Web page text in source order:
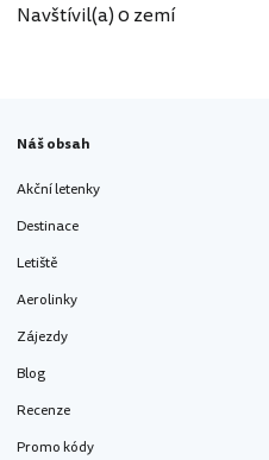
Navštívil(a) 0 zemí
Náš obsah
Akční letenky
Destinace
Letiště
Aerolinky
Zájezdy
Blog
Recenze
Promo kódy